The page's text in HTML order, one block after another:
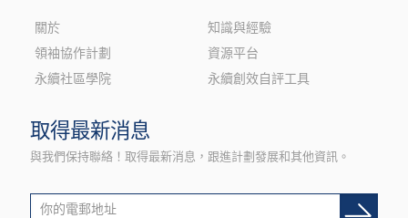
關於
知識與經驗
領袖協作計劃
資源平台
永續社區學院
永續創效自評工具
取得最新消息
與我們保持聯絡！取得最新消息，跟進計劃發展和其他資訊。